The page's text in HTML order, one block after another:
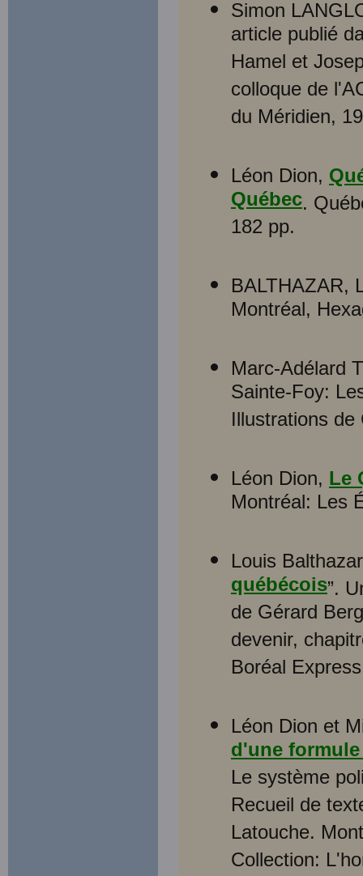
Simon
article publié
Hamel et
colloque de
du Méridien,
Léon Dion,
Québec.
182 pp.
BALTHAZAR,
Montréal,
Marc-Adélard
Sainte-Foy:
Illustrations de
Léon Dion, Le
Montréal: Les
Louis
québécois”.
de Gérard
devenir,
Boréal
Léon Dion et
d'une
Le système
Recueil de
Latouche.
Collection: